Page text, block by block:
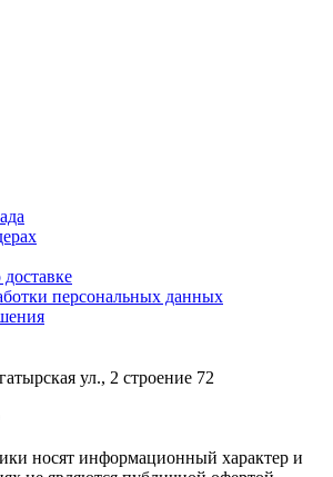
персональных данных
ул., 2 строение 72
носят информационный характер и